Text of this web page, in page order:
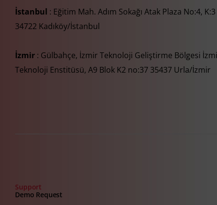
İstanbul : Eğitim Mah. Adım Sokağı Atak Plaza No:4,
34722 Kadıköy/İstanbul
İzmir : Gülbahçe, İzmir Teknoloji Geliştirme Bölgesi
Teknoloji Enstitüsü, A9 Blok K2 no:37 35437 Urla/İzmir
Support
Demo Request